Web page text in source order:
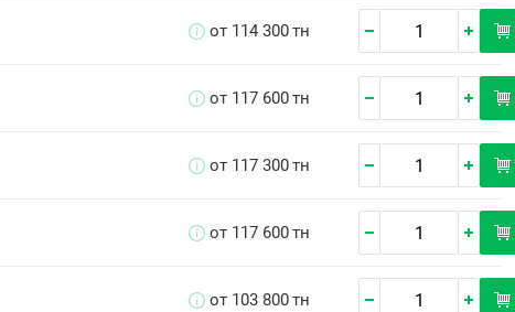
от 114 300тн
от 117 600тн
от 117 300тн
от 117 600тн
от 103 800тн